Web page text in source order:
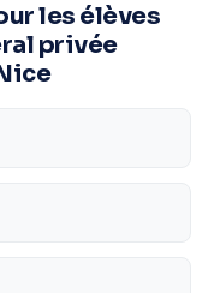
les élèves
privée